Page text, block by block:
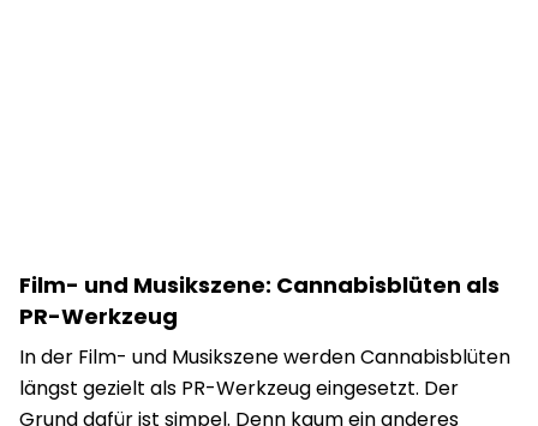
Film- und Musikszene: Cannabisblüten als
PR-Werkzeug
In der Film- und Musikszene werden Cannabisblüten
längst gezielt als PR-Werkzeug eingesetzt. Der
Grund dafür ist simpel. Denn kaum ein anderes